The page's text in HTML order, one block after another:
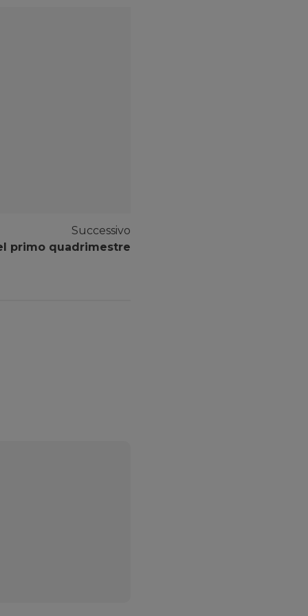
Successivo
primo quadrimestre